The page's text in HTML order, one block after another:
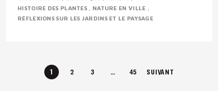
HISTOIRE DES PLANTES
NATURE EN VILLE
RÉFLEXIONS SUR LES JARDINS ET LE PAYSAGE
1 2 3 … 45 SUIVANT